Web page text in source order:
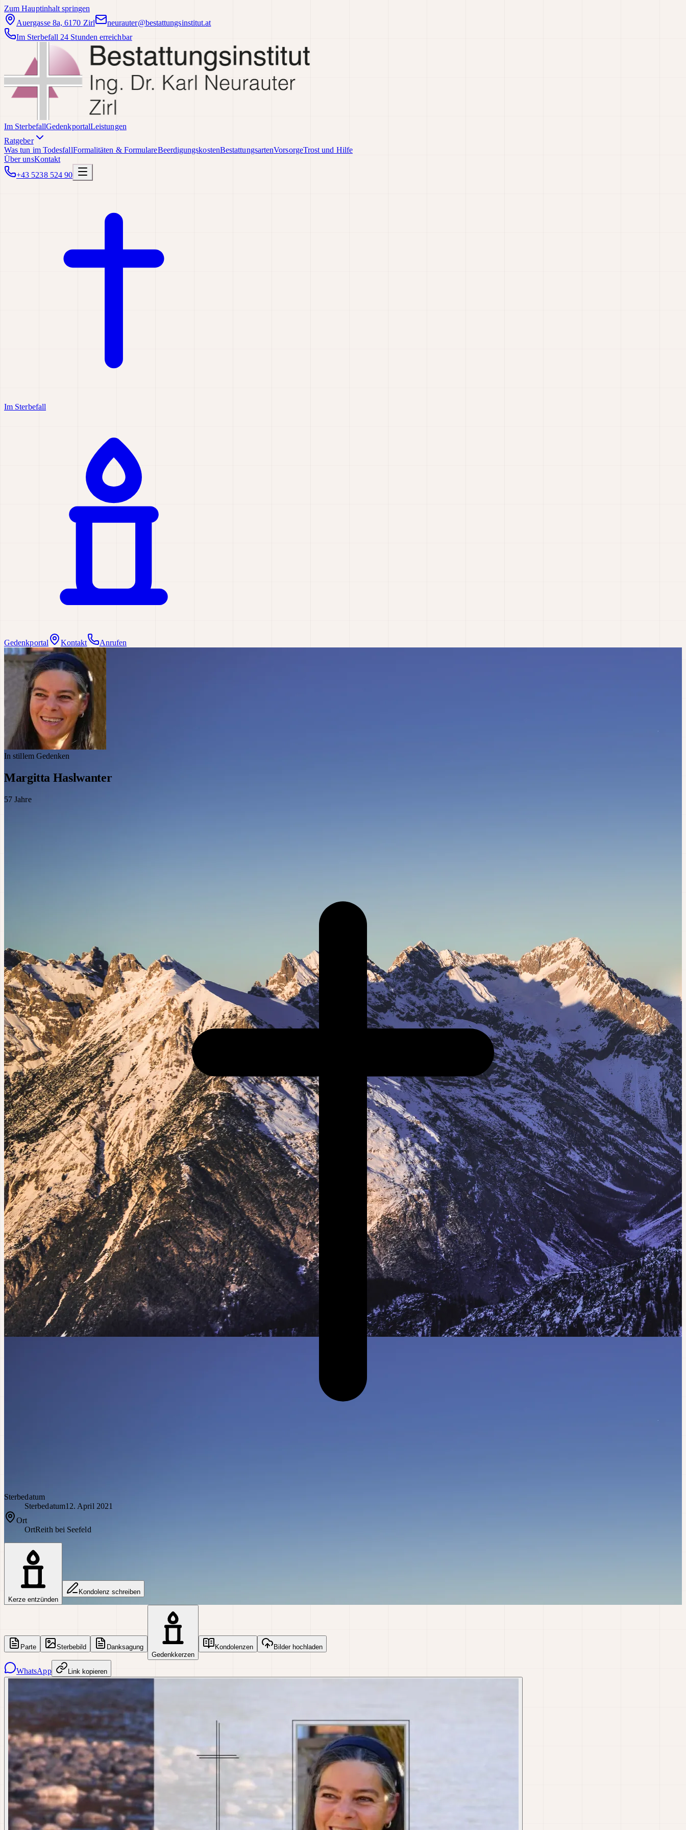
Zum Hauptinhalt springen
Auergasse 8a, 6170 Zirl
neurauter@bestattungsinstitut.at
Im Sterbefall 24 Stunden erreichbar
Im SterbefallGedenkportalLeistungen
Ratgeber
Was tun im TodesfallFormalitäten & FormulareBeerdigungskostenBestattungsartenVorsorgeTrost und Hilfe
Über unsKontakt
+43 5238 524 90
Im Sterbefall
Gedenkportal Kontakt Anrufen
In stillem Gedenken
Margitta Haslwanter
57 Jahre
Sterbedatum
Sterbedatum12. April 2021
Ort
OrtReith bei Seefeld
Kerze entzünden
Kondolenz schreiben
Parte Sterbebild
Danksagung
Gedenkkerzen
Kondolenzen Bilder hochladen
WhatsApp Link kopieren